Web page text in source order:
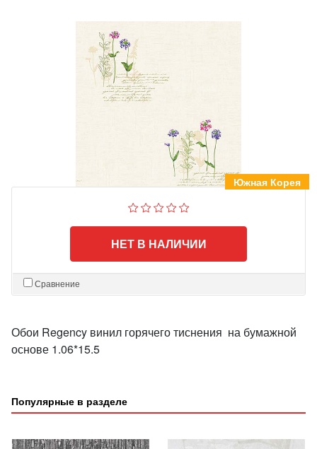
Южная Корея
НЕТ В НАЛИЧИИ
Сравнение
Обои Regency винил горячего тиснения на бумажной
основе 1.06*15.5
Популярные в разделе